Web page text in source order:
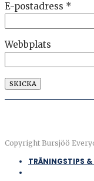
E-postadress *
Webbplats
Copyright Bursjöö
TRÄNINGSTIPS